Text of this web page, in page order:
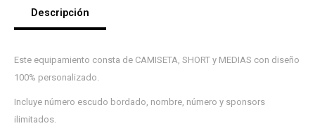
Descripción
Este equipamiento consta de CAMISETA, SHORT y MEDIAS con diseño
100% personalizado.
Incluye número escudo bordado, nombre, número y sponsors
ilimitados.
¡Sumate a la forma más ágil de
Comprá en 3 cuotas sin recargo o hasta en
12 cuotas * ¡Solo con tu cédula!